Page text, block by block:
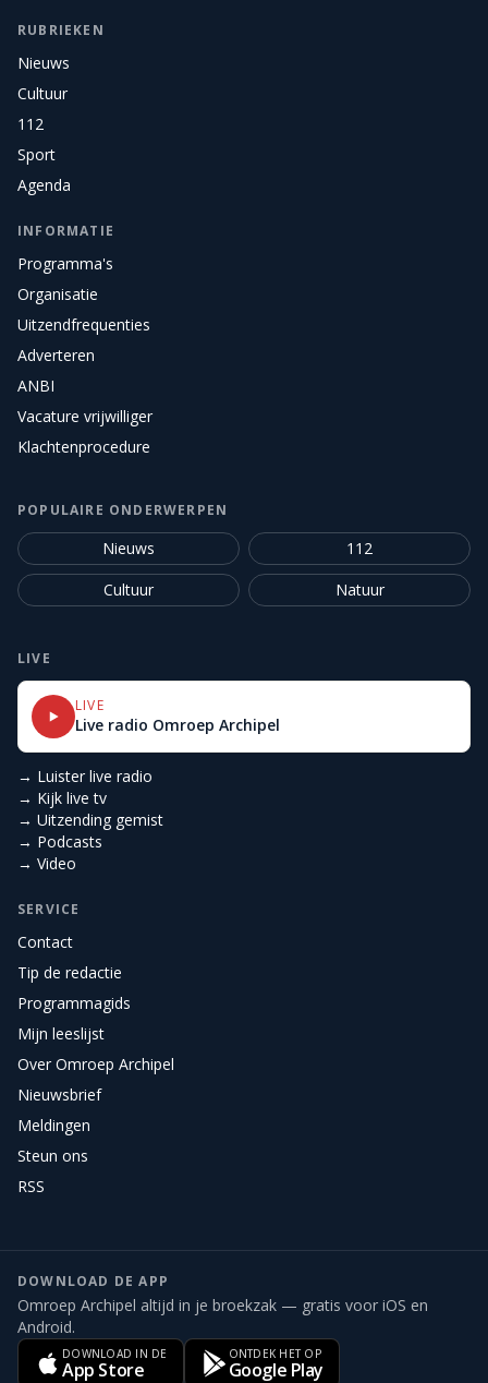
RUBRIEKEN
Nieuws
Cultuur
112
Sport
Agenda
INFORMATIE
Programma's
Organisatie
Uitzendfrequenties
Adverteren
ANBI
Vacature vrijwilliger
Klachtenprocedure
POPULAIRE ONDERWERPEN
Nieuws
112
Cultuur
Natuur
LIVE
LIVE
Live radio Omroep Archipel
→ Luister live radio
→ Kijk live tv
→ Uitzending gemist
→ Podcasts
→ Video
SERVICE
Contact
Tip de redactie
Programmagids
Mijn leeslijst
Over Omroep Archipel
Nieuwsbrief
Meldingen
Steun ons
RSS
DOWNLOAD DE APP
Omroep Archipel altijd in je broekzak — gratis voor iOS en
Android.
DOWNLOAD IN DE
App Store
ONTDEK HET OP
Google Play